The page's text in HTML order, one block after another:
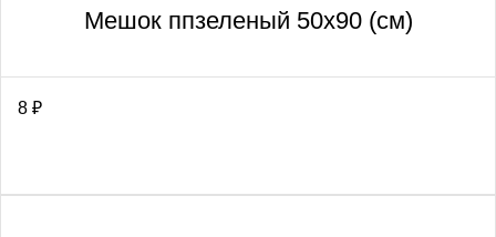
Мешок ппзеленый 50х90 (см)
8 ₽